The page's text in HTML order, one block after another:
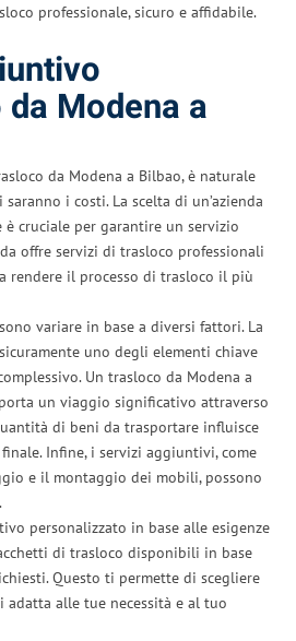
professionale, sicuro e affidabile.
Modena a
da Modena a Bilbao, è naturale
i costi. La scelta di un’azienda
cruciale per garantire un servizio
offre servizi di trasloco professionali
rendere il processo di trasloco il più
variare in base a diversi fattori. La
uno degli elementi chiave
Un trasloco da Modena a
un viaggio significativo attraverso
di beni da trasportare influisce
Infine, i servizi aggiuntivi, come
e il montaggio dei mobili, possono
personalizzato in base alle esigenze
di trasloco disponibili in base
Questo ti permette di scegliere
adatta alle tue necessità e al tuo